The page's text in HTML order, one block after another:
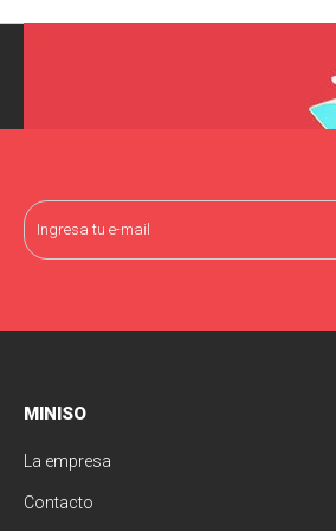
MINISO
La empresa
Contacto